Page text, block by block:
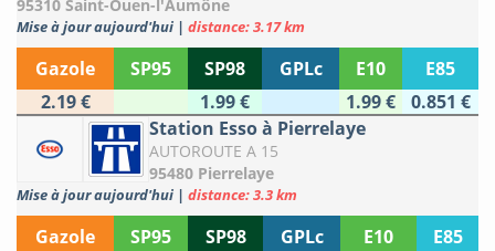
95310 Saint-Ouen-l'Aumône
Mise à jour aujourd'hui | distance: 3.17 km
Gazole SP95 SP98 GPLc E10
E85
2.19 €
1.99 € 1.99 €
0.851 €
Station Esso à Pierrelaye
AUTOROUTE A 15
95480 Pierrelaye
Mise à jour aujourd'hui | distance: 3.3 km
Gazole SP95 SP98 GPLc E10
E85